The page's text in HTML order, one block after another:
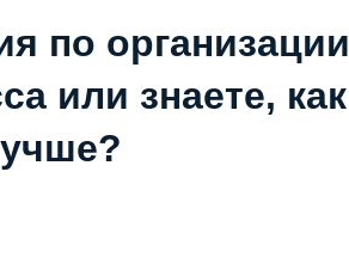
по организации
или знаете, как